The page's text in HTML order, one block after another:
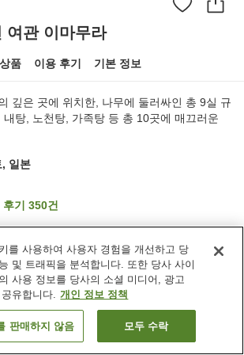
여관 이마무라
품 이용 후기 기본 정보
깊은 곳에 위치한, 나무에 둘러싸인 총 9실 규
내탕, 노천탕, 가족탕 등 총 10곳에 매끄러운
, 일본
기 350건
스
자동판매기
연회장
토 야마가 히라야마 온천 여관 이마무라
객실 보기
를 사용하여 사용자 경험을 개선하고 당
및 트래픽을 분석합니다. 또한 당사 사이
사용 정보를 당사의 소셜 미디어, 광고
유합니다. 개인 정보 정책
판매하지 않음 모두 수락